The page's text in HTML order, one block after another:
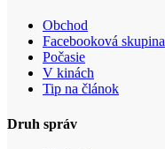
Obchod
Facebooková skupina
Počasie
V kinách
Tip na článok
Druh správ